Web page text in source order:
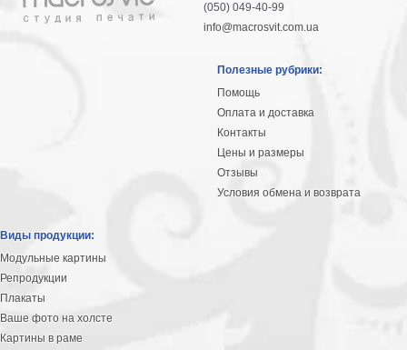
(050) 049-40-99
info@macrosvit.com.ua
Полезные рубрики:
Помощь
Оплата и доставка
Контакты
Цены и размеры
Отзывы
Условия обмена и возврата
Виды продукции:
Модульные картины
Репродукции
Плакаты
Ваше фото на холсте
Картины в раме